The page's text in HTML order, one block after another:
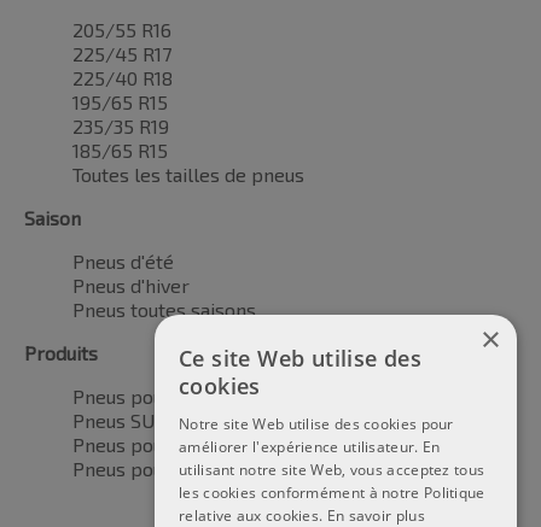
205/55 R16
225/45 R17
225/40 R18
195/65 R15
235/35 R19
185/65 R15
Toutes les tailles de pneus
Saison
Pneus d'été
Pneus d'hiver
Pneus toutes saisons
Produits
Pneus pour voitures
Pneus SUV / 4x4
Pneus pour camionnettes
Pneus pour motos
×
Ce site Web utilise des
cookies
Notre site Web utilise des cookies pour
améliorer l'expérience utilisateur. En
utilisant notre site Web, vous acceptez tous
les cookies conformément à notre Politique
relative aux cookies. En savoir plus